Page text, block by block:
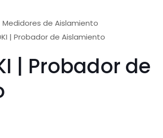
Medidores de Aislamiento
| Probador de Aislamiento
| Probador de